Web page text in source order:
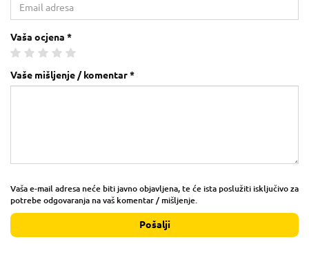
Vaša ocjena *
Vaše mišljenje / komentar *
Vaša e-mail adresa neće biti javno objavljena, te će ista poslužiti isključivo za
potrebe odgovaranja na vaš komentar / mišljenje.
Pošalji